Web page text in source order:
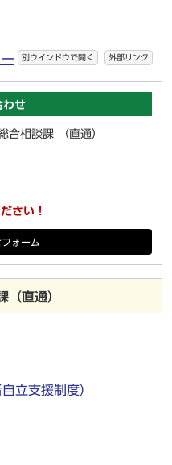
別ウインドウで開く 外部リンク
わせ
合相談課 （直通）
さい！
ォーム
（直通）
立支援制度）